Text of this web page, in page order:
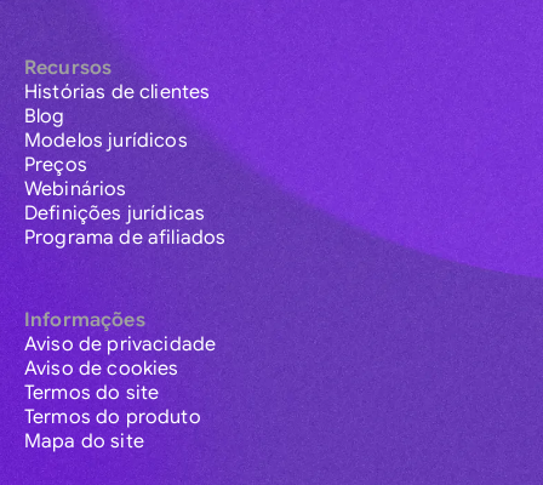
Recursos
Histórias de clientes
Blog
Modelos jurídicos
Preços
Webinários
Definições jurídicas
Programa de afiliados
Informações
Aviso de privacidade
Aviso de cookies
Termos do site
Termos do produto
Mapa do site